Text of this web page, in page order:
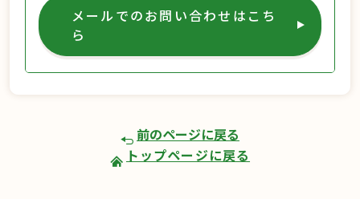
メールでのお問い合わせはこち
ら
前のページに戻る
トップページに戻る